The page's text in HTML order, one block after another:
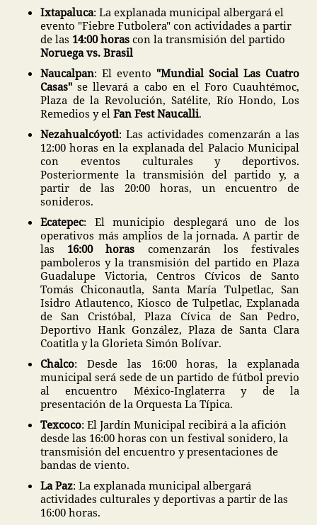
Ixtapaluca: La explanada municipal albergará el
evento "Fiebre Futbolera" con actividades a partir
de las 14:00 horas con la transmisión del partido
Noruega vs. Brasil
Naucalpan: El evento "Mundial Social Las Cuatro
Casas"se llevará a cabo en el Foro Cuauhtémoc,
Plaza de la Revolución, Satélite, Río Hondo, Los
Remedios y el Fan Fest Naucalli.
Nezahualcóyotl: Las actividades comenzarán a las
12:00 horas en la explanada del Palacio Municipal
con eventos culturales y deportivos.
Posteriormente la transmisión del partido y, a
partir de las 20:00 horas, un encuentro de
sonideros.
Ecatepec: El municipio desplegará uno de los
operativos más amplios de la jornada. A partir de
las 16:00 horas comenzarán los festivales
pamboleros y la transmisión del partido en Plaza
Guadalupe Victoria, Centros Cívicos de Santo
Tomás Chiconautla, Santa María Tulpetlac, San
Isidro Atlautenco, Kiosco de Tulpetlac, Explanada
de San Cristóbal, Plaza Cívica de San Pedro,
Deportivo Hank González, Plaza de Santa Clara
Coatitla y la Glorieta Simón Bolívar.
Chalco: Desde las 16:00 horas, la explanada
municipal será sede de un partido de fútbol previo
al encuentro México-Inglaterra y de la
presentación de la Orquesta La Típica.
Texcoco: El Jardín Municipal recibirá a la afición
desde las 16:00 horas con un festival sonidero, la
transmisión del encuentro y presentaciones de
bandas de viento.
La Paz: La explanada municipal albergará
actividades culturales y deportivas a partir de las
16:00 horas.